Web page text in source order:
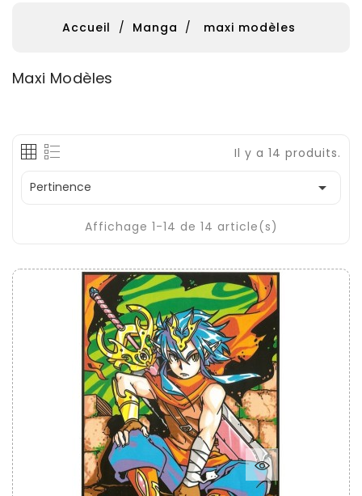
Accueil Manga maxi modèles
Maxi Modèles
Il y a 14 produits.
Pertinence 
Affichage 1-14 de 14 article(s)